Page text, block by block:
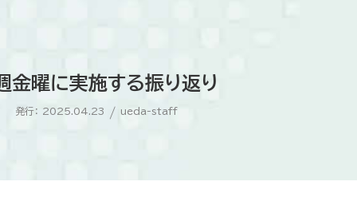
金曜に実施する振り返り
発行： 2025.04.23 / ueda-staff